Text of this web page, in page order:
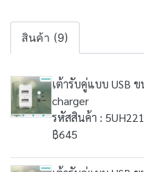
สินค้า (9)
เต้ารับคู่แบบ USB
charger
รหัสสินค้า :
฿645